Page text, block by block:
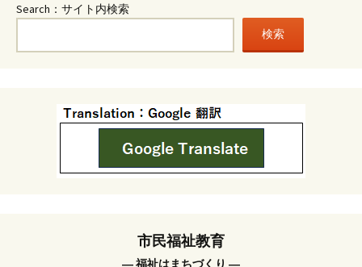
Search：サイト内検索
検索
市民福祉教育
― 福祉はまちづくり ―